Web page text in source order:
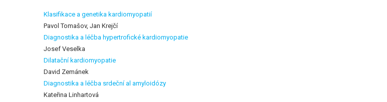
Klasifikace a genetika kardiomyopatií
Pavol Tomašov, Jan Krejčí
Diagnostika a léčba hypertrofické kardiomyopatie
Josef Veselka
Dilatační kardiomyopatie
David Zemánek
Diagnostika a léčba srdeční al amyloidózy
Kateřina Linhartová